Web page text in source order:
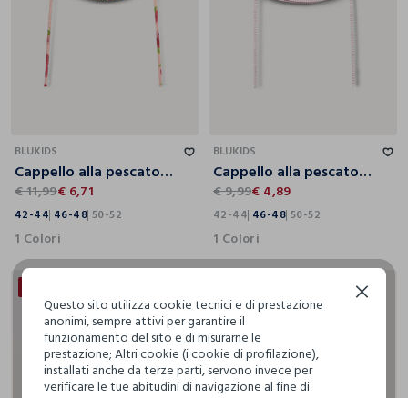
BLUKIDS
Cappello alla pescatora in puro cotone
€ 11,99€ 6,71
42-44 46-48 50-52
1 Colori
BLUKIDS
Cappello alla pescatora in puro cotone
€ 9,99€ 4,89
42-44 46-48 50-52
1 Colori
Questo sito utilizza cookie tecnici e di prestazione
anonimi, sempre attivi per garantire il
funzionamento del sito e di misurarne le
prestazione; Altri cookie (i cookie di profilazione),
installati anche da terze parti, servono invece per
verificare le tue abitudini di navigazione al fine di
Continua senza accettare